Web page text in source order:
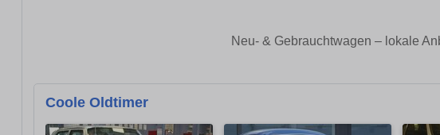
Neu- & Gebrauchtwagen – lokale
Coole Oldtimer